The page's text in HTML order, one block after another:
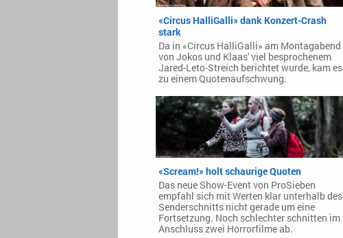
«Circus HalliGalli» dank Konzert-Crash
stark
Da in «Circus HalliGalli» am Montagabend
von Jokos und Klaas' viel besprochenem
Jared-Leto-Streich berichtet wurde, kam es
zu einem Quotenaufschwung.
«Scream!» holt schaurige Quoten
Das neue Show-Event von ProSieben
empfahl sich mit Werten klar unterhalb des
Senderschnitts nicht gerade um eine
Fortsetzung. Noch schlechter schnitten im
Anschluss zwei Horrorfilme ab.